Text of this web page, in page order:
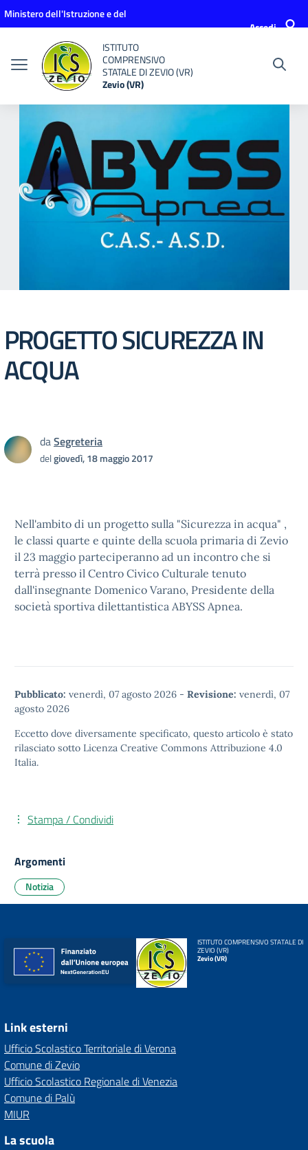
Vai ai contenuti
Vai al menu di navigazione
Vai al footer
Ministero dell'Istruzione e del
Accedi
ISTITUTO
COMPRENSIVO
STATALE DI ZEVIO (VR)
Zevio (VR)
PROGETTO SICUREZZA IN
ACQUA
daSegreteria
delgiovedì, 18 maggio 2017
Nell'ambito di un progetto sulla "Sicurezza in acqua" ,
le classi quarte e quinte della scuola primaria di Zevio
il 23 maggio parteciperanno ad un incontro che si
terrà presso il Centro Civico Culturale tenuto
dall'insegnante Domenico Varano, Presidente della
società sportiva dilettantistica ABYSS Apnea.
Pubblicato: venerdì, 07 agosto 2026 - Revisione: venerdì, 07
agosto 2026
Eccetto dove diversamente specificato, questo articolo è stato
rilasciato sotto Licenza Creative Commons Attribuzione 4.0
Italia.
Stampa / Condividi
Argomenti
Notizia
ISTITUTO COMPRENSIVO STATALE DI
ZEVIO (VR)
Zevio (VR)
Link esterni
Ufficio Scolastico Territoriale di Verona
Comune di Zevio
Ufficio Scolastico Regionale di Venezia
Comune di Palù
MIUR
La scuola